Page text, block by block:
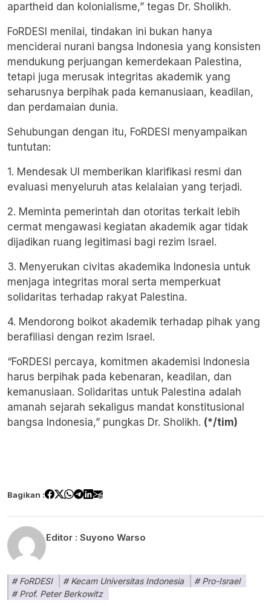
apartheid dan kolonialisme,” tegas Dr. Sholikh.
FoRDESI menilai, tindakan ini bukan hanya
menciderai nurani bangsa Indonesia yang konsisten
mendukung perjuangan kemerdekaan Palestina,
tetapi juga merusak integritas akademik yang
seharusnya berpihak pada kemanusiaan, keadilan,
dan perdamaian dunia.
Sehubungan dengan itu, FoRDESI menyampaikan
tuntutan:
1. Mendesak UI memberikan klarifikasi resmi dan
evaluasi menyeluruh atas kelalaian yang terjadi.
2. Meminta pemerintah dan otoritas terkait lebih
cermat mengawasi kegiatan akademik agar tidak
dijadikan ruang legitimasi bagi rezim Israel.
3. Menyerukan civitas akademika Indonesia untuk
menjaga integritas moral serta memperkuat
solidaritas terhadap rakyat Palestina.
4. Mendorong boikot akademik terhadap pihak yang
berafiliasi dengan rezim Israel.
“FoRDESI percaya, komitmen akademisi Indonesia
harus berpihak pada kebenaran, keadilan, dan
kemanusiaan. Solidaritas untuk Palestina adalah
amanah sejarah sekaligus mandat konstitusional
bangsa Indonesia,” pungkas Dr. Sholikh. (*/tim)
Bagikan :
Editor : Suyono Warso
FoRDESI Kecam Universitas Indonesia
Pro-Israel
Prof. Peter Berkowitz